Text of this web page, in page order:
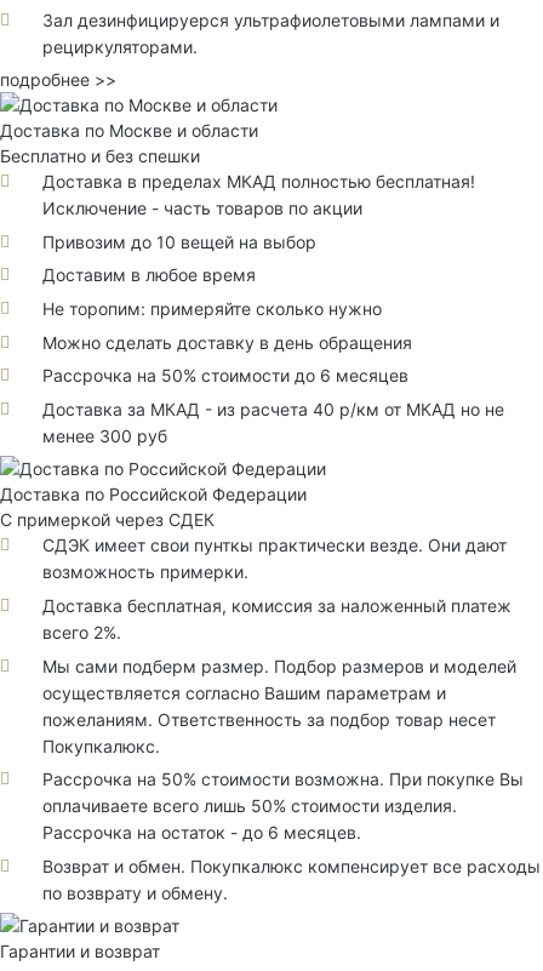
Зал дезинфицируерся ультрафиолетовыми лампами и
рециркуляторами.
подробнее >>
Доставка по Москве и области
Бесплатно и без спешки
Доставка в пределах МКАД полностью бесплатная!
Исключение - часть товаров по акции
Привозим до 10 вещей на выбор
Доставим в любое время
Не торопим: примеряйте сколько нужно
Можно сделать доставку в день обращения
Рассрочка на 50% стоимости до 6 месяцев
Доставка за МКАД - из расчета 40 р/км от МКАД но не
менее 300 руб
Доставка по Российской Федерации
С примеркой через СДЕК
СДЭК имеет свои пунткы практически везде. Они дают
возможность примерки.
Доставка бесплатная, комиссия за наложенный платеж
всего 2%.
Мы сами подберм размер. Подбор размеров и моделей
осуществляется согласно Вашим параметрам и
пожеланиям. Ответственность за подбор товар несет
Покупкалюкс.
Рассрочка на 50% стоимости возможна. При покупке Вы
оплачиваете всего лишь 50% стоимости изделия.
Рассрочка на остаток - до 6 месяцев.
Возврат и обмен. Покупкалюкс компенсирует все расходы
по возврату и обмену.
Гарантии и возврат